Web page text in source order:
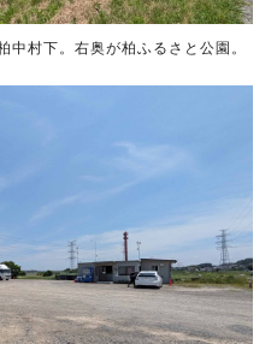
村下。右奥が柏ふるさと公園。